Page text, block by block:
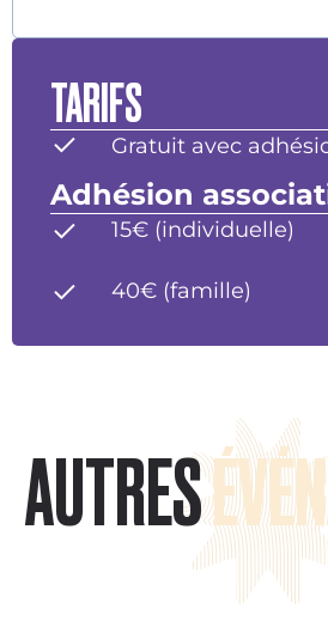
TARIFS
Gratuit avec
Adhésion
15€ (individuelle)
40€ (famille)
AUTRES